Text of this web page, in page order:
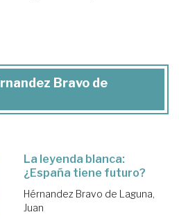
Bravo de
La leyenda blanca:
¿España tiene futuro?
Hérnandez Bravo de Laguna,
Juan